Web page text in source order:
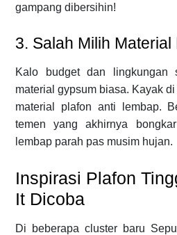
gampang dibersihin!
3. Salah Milih Material
Kalo budget dan lingkungan
material gypsum biasa. Kayak
material plafon anti lembap.
temen yang akhirnya
lembap parah pas musim hujan.
Inspirasi Plafon
It Dicoba
Di beberapa cluster baru